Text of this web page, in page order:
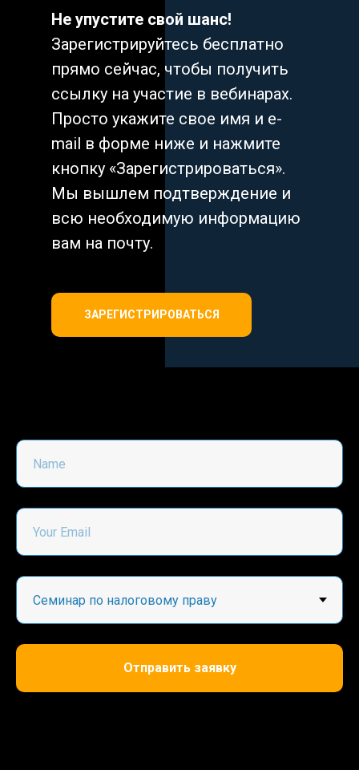
Не упустите свой шанс!
Зарегистрируйтесь бесплатно
прямо сейчас, чтобы получить
ссылку на участие в вебинарах.
Просто укажите свое имя и e-
mail в форме ниже и нажмите
кнопку «Зарегистрироваться».
Мы вышлем подтверждение и
всю необходимую информацию
вам на почту.
ЗАРЕГИСТРИРОВАТЬСЯ
Отправить заявку